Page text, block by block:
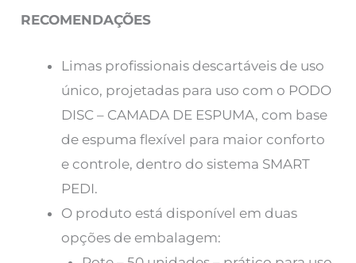
RECOMENDAÇÕES
Limas profissionais descartáveis ​​de uso
único, projetadas para uso com o PODO
DISC – CAMADA DE ESPUMA, com base
de espuma flexível para maior conforto
e controle, dentro do sistema SMART
PEDI.
O produto está disponível em duas
opções de embalagem: